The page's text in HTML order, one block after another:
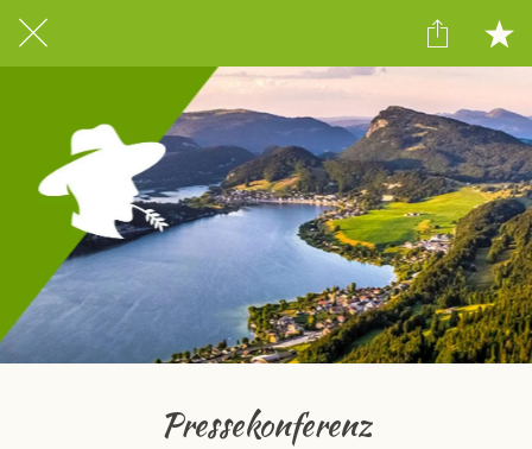
Pressekonferenz